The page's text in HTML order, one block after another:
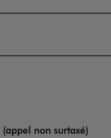
(appel non surtaxé)